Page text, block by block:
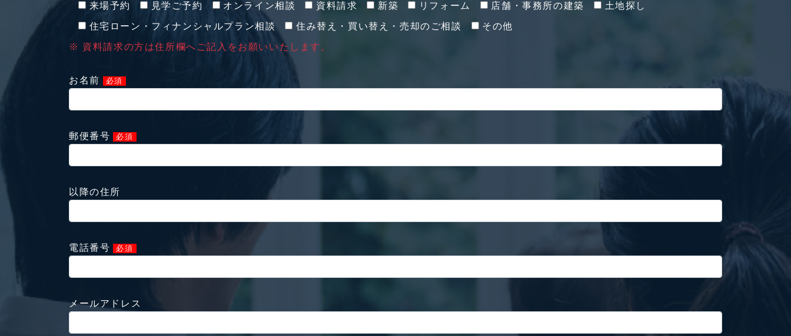
来場予約
見学ご予約 オンライン相談 資料請求 新築 リフォーム 店舗・事務所の建築 土地探し
住宅ローン・フィナンシャルプラン相談 住み替え・買い替え・売却のご相談 その他
※ 資料請求の方は住所欄へご記入をお願いいたします。
お名前 必須
郵便番号 必須
以降の住所
電話番号 必須
メールアドレス